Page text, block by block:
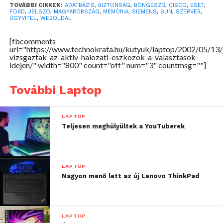
Kft. és Zalaszám Kft. konzorciuma látta el, míg az
esetleges hackertámadások felderítése a Sun
A biztonság érdekében egymástól elválasztott
módon működött az okmányirodai hálózatra épülő
szavazatösszesítési, illetve a tájékoztatási rendszer,
amelyből a médiák és a pártok képviselői ISDN,
illetve közvetlen vonalon kaphatták meg a
részeredményeket. A háromrétegű architektúrát
megvalósító, azaz elkülönített adatbázisszerverből,
alkalmazásszerverből és ugyancsak elkülönített,
egyszerűsített böngészős felületet mutató kliens
oldalból álló szavazatösszesítési rendszer a 99,01
százalékos összesített állapot eléréséig
folyamatosan szolgáltatta az adatokat a külön
védelmi zónában elhelyezett tájékoztatási rendszer
felé, amely átlagosan 3-5 percenként frissítette az
TOVÁBBI CIKKEK: ADATBÁZIS, BIZTONSÁG, BÖNGÉSZŐ, CISCO, ESET,
FORD, JELSZÓ, MAGYARORSZÁG, MEMÓRIA, SIEMENS, SUN, SZERVER,
ÜGYVITEL, WEBOLDAL
[fbcomments
url="https://www.technokrata.hu/kutyuk/laptop/2002/05/
vizsgaztak-az-aktiv-halozati-eszkozok-a-valasztasok-
idejen/" width="800" count="off" num="3" countmsg=""]
További Laptop
LAPTOP
Teljesen meghülyültek a YouTuberek
LAPTOP
Nagyon menő lett az új Lenovo ThinkPad
LAPTOP